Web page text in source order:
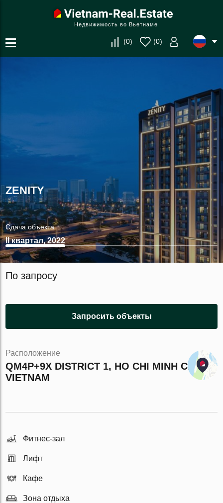
Недвижимость во Вьетнаме
(0) (0)
ZENITY
Сдача объекта
II квартал, 2022
По запросу
Запросить объекты
Расположение
QM4P+9X DISTRICT 1, HO CHI MINH CITY,
VIETNAM
Фитнес-зал
Лифт
Кафе
Зона отдыха